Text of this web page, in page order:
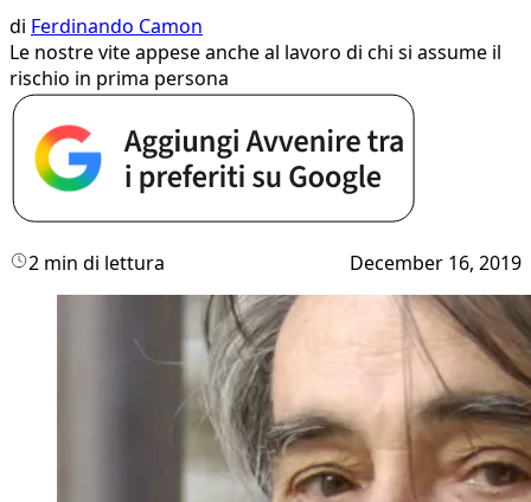
di Ferdinando Camon
Le nostre vite appese anche al lavoro di chi si assume il
rischio in prima persona
2 min di lettura December 16, 2019